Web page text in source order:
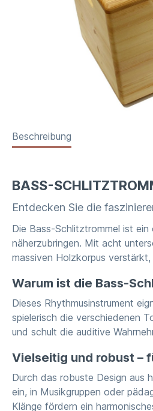
Beschreibung
BASS-
Entdecken Sie die
Die Bass-Schlitztrommel ist
näherzubringen. Mit acht
massiven Holzkorpus
Warum ist die Bass-
Dieses Rhythmusinstrument
spielerisch die verschiedenen
und schult die auditive
Vielseitig und robust –
Durch das robuste Design aus
ein, in Musikgruppen oder
Klänge fördern ein